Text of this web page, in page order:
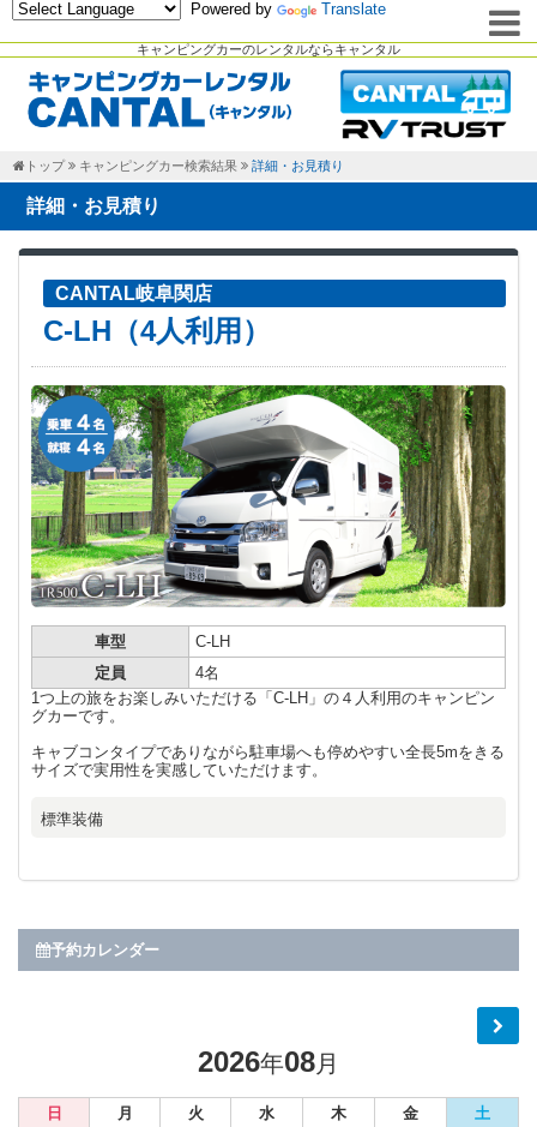
キャンピングカーのレンタルならキャンタル
Powered by Translate
トップ キャンピングカー検索結果 詳細・お見積り
詳細・お見積り
CANTAL岐阜関店
C-LH（4人利用）
車型
C-LH
定員
4名
1つ上の旅をお楽しみいただける「C-LH」の４人利用のキャンピン
グカーです。
キャブコンタイプでありながら駐車場へも停めやすい全長5mをきる
サイズで実用性を実感していただけます。
標準装備
予約カレンダー
2026年08月
日 月 火 水 木 金 土